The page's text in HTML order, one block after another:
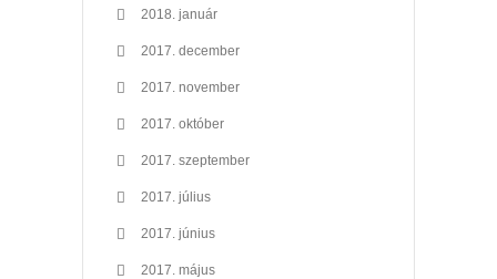
2018. január
2017. december
2017. november
2017. október
2017. szeptember
2017. július
2017. június
2017. május